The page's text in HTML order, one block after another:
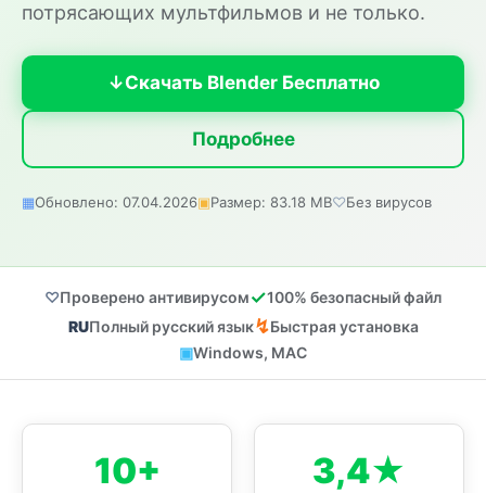
потрясающих мультфильмов и не только.
Скачать Blender Бесплатно
Подробнее
Обновлено: 07.04.2026 Размер: 83.18 MB Без вирусов
Проверено антивирусом
100% безопасный файл
Полный русский язык
Быстрая установка
Windows, MAC
10+ 3,4★